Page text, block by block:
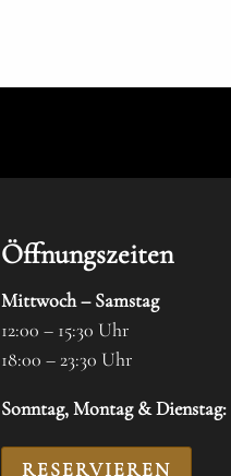
Öffnungszeiten
Mittwoch – Samstag
12:00 – 15:30 Uhr
18:00 – 23:30 Uhr
Sonntag, Montag & Dienstag:
RESERVIEREN